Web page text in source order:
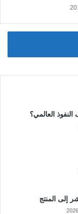
العالمي؟
إلى المنتج